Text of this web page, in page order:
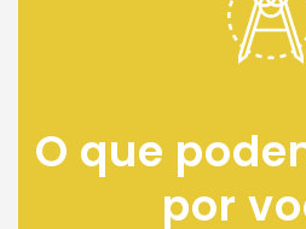
O que
por